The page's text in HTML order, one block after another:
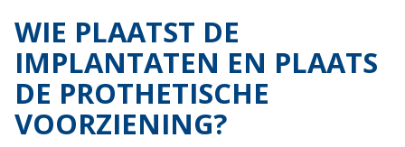
WIE PLAATST DE
IMPLANTATEN EN PLAATS
DE PROTHETISCHE
VOORZIENING?